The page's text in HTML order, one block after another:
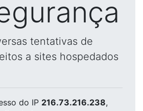
tentativas de
a sites hospedados
do IP 216.73.216.238,